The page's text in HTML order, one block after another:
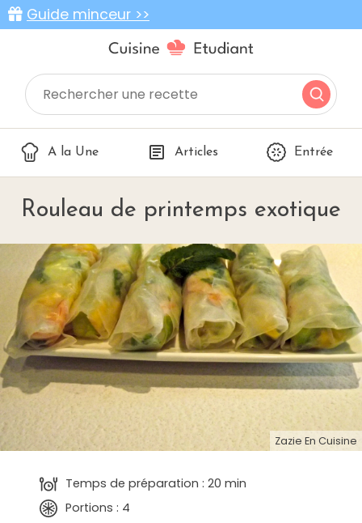
Guide minceur >>
A la Une Articles Entrée
Rouleau de printemps exotique
Zazie En Cuisine
Temps de préparation : 20 min
Portions : 4